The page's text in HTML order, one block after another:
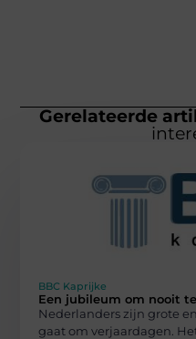
Gerelateerde
BBC Kaprijke
Een jubileum om nooit
Nederlanders zijn grote
gaat om verjaardagen.